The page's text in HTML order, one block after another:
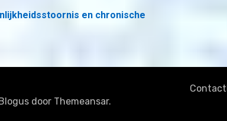
en chronische
Blogus door Themeansar.
Contact